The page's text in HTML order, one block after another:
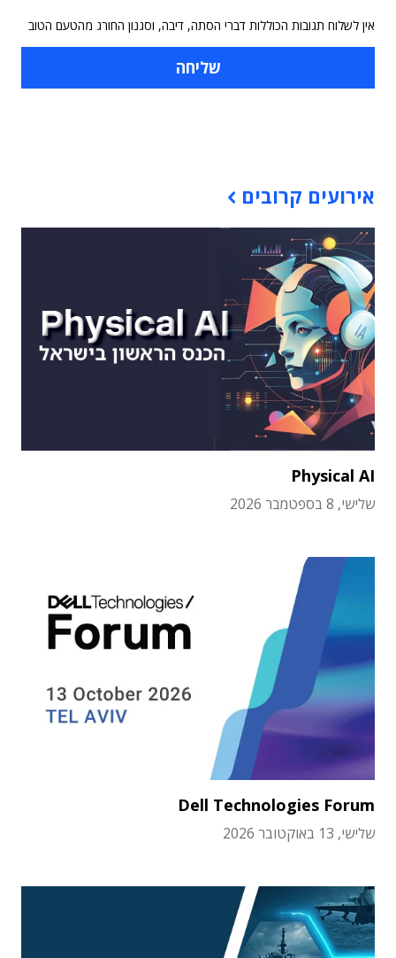
אין לשלוח תגובות הכוללות דברי הסתה, דיבה, וסגנון החורג מהטעם הטוב
אירועים קרובים
Physical AI
שלישי, 8 בספטמבר 2026
Dell Technologies Forum
שלישי, 13 באוקטובר 2026